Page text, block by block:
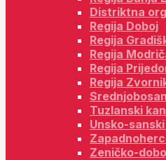
Distriktna
Regija Doboj
Regija
Regija
Regija
Regija
Tuzlanski
Unsko-
Zeničko-